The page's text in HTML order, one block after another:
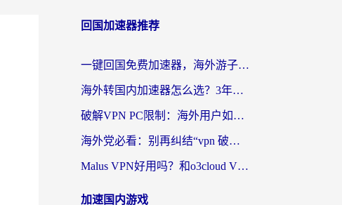
回国加速器推荐
一键回国免费加速器，海外游子的数字归乡路
海外转国内加速器怎么选？3年海外党亲测指南，无缝刷剧玩游戏不再难
破解VPN PC限制：海外用户如何选择回国加速器实现无缝访问国内资源
海外党必看：别再纠结“vpn 破解”，这样选回国加速器才能真正无缝访问国内资源
Malus VPN好用吗？和o3cloud VPN对比哪个回国效果更好？
加速国内游戏